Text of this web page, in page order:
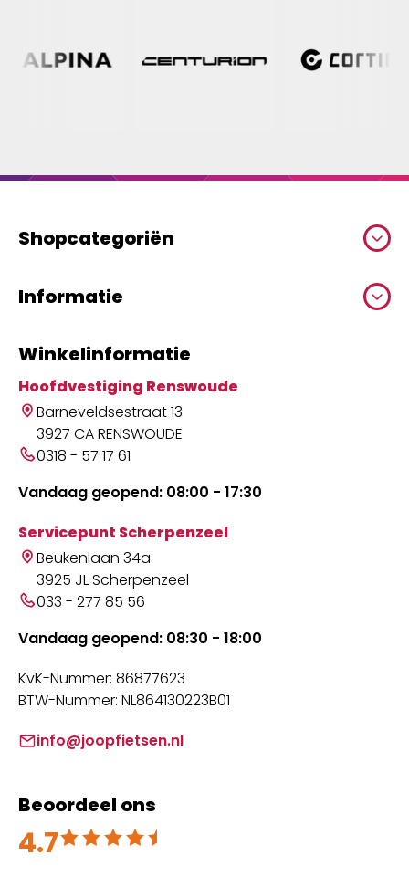
Shopcategoriën
Informatie
Winkelinformatie
Hoofdvestiging Renswoude
Barneveldsestraat 13
3927 CA RENSWOUDE
0318 - 57 17 61
Vandaag geopend: 08:00 - 17:30
Servicepunt Scherpenzeel
Beukenlaan 34a
3925 JL Scherpenzeel
033 - 277 85 56
Vandaag geopend: 08:30 - 18:00
KvK-Nummer: 86877623
BTW-Nummer: NL864130223B01
info@joopfietsen.nl
Beoordeel ons
4.7
Beoordeeld met 4.7 uit 5